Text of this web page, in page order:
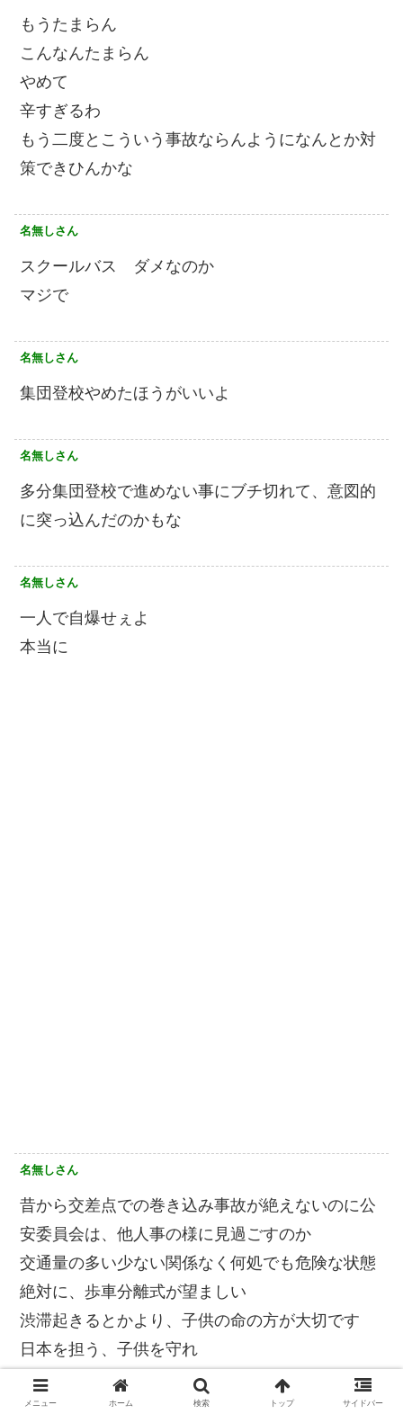
もうたまらん
こんなんたまらん
やめて
辛すぎるわ
もう二度とこういう事故ならんようになんとか対
策できひんかな
名無しさん
スクールバス ダメなのか
マジで
名無しさん
集団登校やめたほうがいいよ
名無しさん
多分集団登校で進めない事にブチ切れて、意図的
に突っ込んだのかもな
名無しさん
一人で自爆せぇよ
本当に
名無しさん
昔から交差点での巻き込み事故が絶えないのに公
安委員会は、他人事の様に見過ごすのか️
交通量の多い少ない関係なく何処でも危険な状態
絶対に、歩車分離式が望ましい
渋滞起きるとかより、子供の命の方が大切です
日本を担う、子供を守れ️
メニュー ホーム 検索 トップ サイドバー